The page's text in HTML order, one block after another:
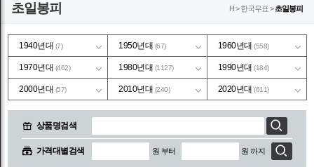
초일봉피 H > 한국우표 >초일봉피
1940년대 (7) 1950년대 (67) 1960년대(558)
1970년대 (462) 1980년대 (1127) 1990년대(184)
2000년대 (57) 2010년대 (240) 2020년대(611)
상품명검색
가격대별검색 원 부터 원 까지